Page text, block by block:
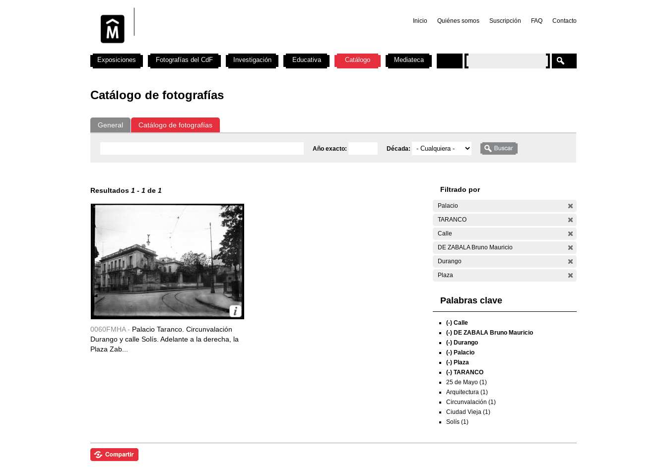
Inicio Quiénes somos Suscripción FAQ Contacto
Catálogo de fotografías
General Catálogo de fotografías
Año exacto: Década:
Resultados 1 - 1 de 1
0060FMHA - Palacio Taranco. Circunvalación
Durango y calle Solís. Adelante a la derecha, la
Plaza Zab...
Filtrado por
Palacio
TARANCO
Calle
DE ZABALA Bruno Mauricio
Durango
Plaza
Palabras clave
(-) Calle
(-) DE ZABALA Bruno Mauricio
(-) Durango
(-) Palacio
(-) Plaza
(-) TARANCO
25 de Mayo (1)
Arquitectura (1)
Circunvalación (1)
Ciudad Vieja (1)
Solís (1)
Exposiciones Fotografías del CdF Investigación Educativa Catálogo Mediateca